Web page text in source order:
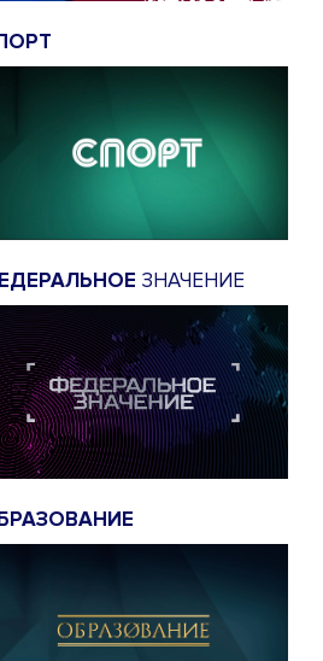
ЗНАЧЕНИЕ